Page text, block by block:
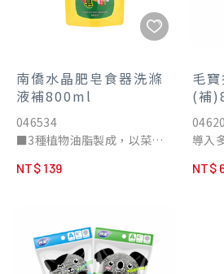
南僑水晶肥皂食器洗滌
液補800ml
046534
■3種植物油脂製成，以菜洗
■沾取少量即可產生綿密泡
劑、防腐劑、螢光增白劑
■ 90%素人美食料理家高度
滿意
NT$ 139
毛
(補
導入
添加
抹
時
有效
NT$